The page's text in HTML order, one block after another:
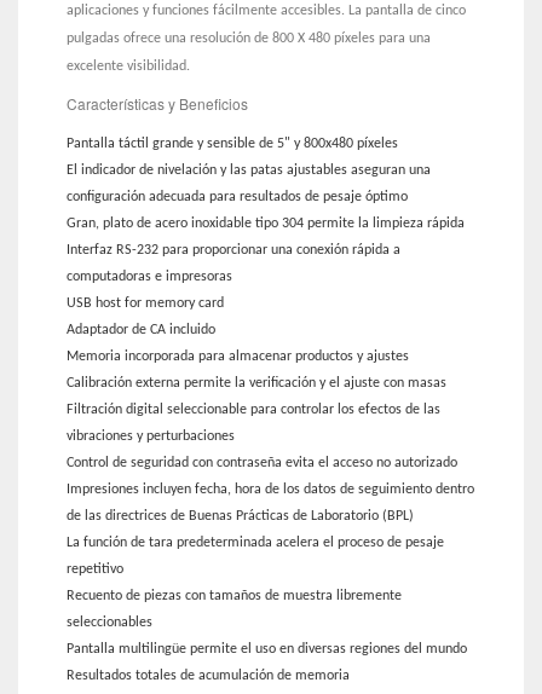
aplicaciones y funciones fácilmente accesibles. La pantalla de cinco
pulgadas ofrece una resolución de 800 X 480 píxeles para una
excelente visibilidad.
Características y Beneficios
Pantalla táctil grande y sensible de 5" y 800x480 píxeles
El indicador de nivelación y las patas ajustables aseguran una
configuración adecuada para resultados de pesaje óptimo
Gran, plato de acero inoxidable tipo 304 permite la limpieza rápida
Interfaz RS-232 para proporcionar una conexión rápida a
computadoras e impresoras
USB host for memory card
Adaptador de CA incluido
Memoria incorporada para almacenar productos y ajustes
Calibración externa permite la verificación y el ajuste con masas
Filtración digital seleccionable para controlar los efectos de las
vibraciones y perturbaciones
Control de seguridad con contraseña evita el acceso no autorizado
Impresiones incluyen fecha, hora de los datos de seguimiento dentro
de las directrices de Buenas Prácticas de Laboratorio (BPL)
La función de tara predeterminada acelera el proceso de pesaje
repetitivo
Recuento de piezas con tamaños de muestra libremente
seleccionables
Pantalla multilingüe permite el uso en diversas regiones del mundo
Resultados totales de acumulación de memoria